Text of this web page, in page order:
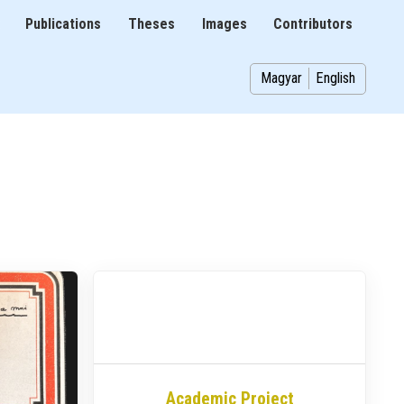
Publications Theses Images Contributors
Magyar English
Academic Project